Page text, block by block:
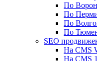
По
По
По
По
SEO
На CMS
На CMS